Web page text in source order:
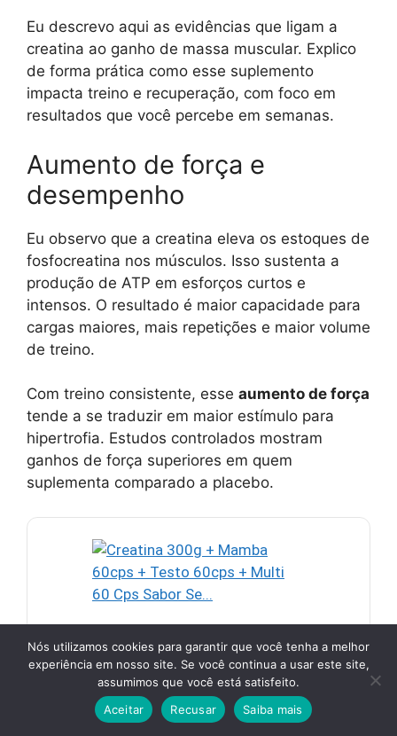
Eu descrevo aqui as evidências que ligam a
creatina ao ganho de massa muscular. Explico
de forma prática como esse suplemento
impacta treino e recuperação, com foco em
resultados que você percebe em semanas.
Aumento de força e
desempenho
Eu observo que a creatina eleva os estoques de
fosfocreatina nos músculos. Isso sustenta a
produção de ATP em esforços curtos e
intensos. O resultado é maior capacidade para
cargas maiores, mais repetições e maior volume
de treino.
Com treino consistente, esse aumento de força
tende a se traduzir em maior estímulo para
hipertrofia. Estudos controlados mostram
ganhos de força superiores em quem
suplementa comparado a placebo.
Creatina 300g + Mamba 60cps
+ Testo 60cps + Multi 60 Cps
Sabor Se…
Nós utilizamos cookies para garantir que você tenha a melhor
experiência em nosso site. Se você continua a usar este site,
assumimos que você está satisfeito.
Aceitar
Recusar Saiba mais